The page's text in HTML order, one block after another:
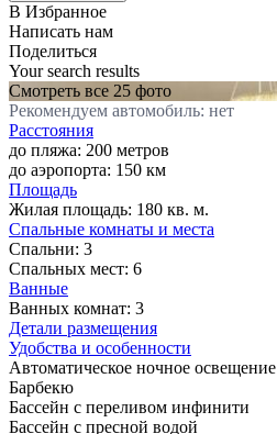
В Избранное
Написать нам
Поделиться
Your search results
Смотреть все 25 фото
Рекомендуем автомобиль: нет
Расстояния
до пляжа: 200 метров
до аэропорта: 150 км
Площадь
Жилая площадь: 180 кв. м.
Спальные комнаты и места
Спальни: 3
Спальных мест: 6
Ванные
Ванных комнат: 3
Детали размещения
Удобства и особенности
Автоматическое ночное освещение
Барбекю
Бассейн с переливом инфинити
Бассейн с пресной водой